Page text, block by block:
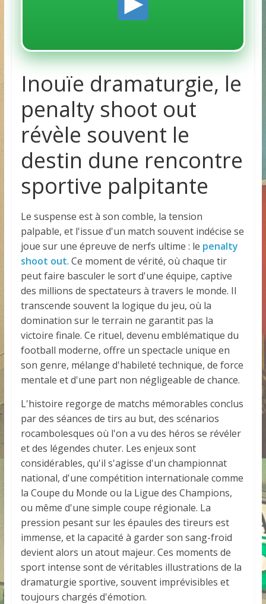
Inouïe dramaturgie, le
penalty shoot out
révèle souvent le
destin dune rencontre
sportive palpitante
Le suspense est à son comble, la tension
palpable, et l'issue d'un match souvent indécise se
joue sur une épreuve de nerfs ultime : le penalty
shoot out. Ce moment de vérité, où chaque tir
peut faire basculer le sort d'une équipe, captive
des millions de spectateurs à travers le monde. Il
transcende souvent la logique du jeu, où la
domination sur le terrain ne garantit pas la
victoire finale. Ce rituel, devenu emblématique du
football moderne, offre un spectacle unique en
son genre, mélange d'habileté technique, de force
mentale et d'une part non négligeable de chance.
L'histoire regorge de matchs mémorables conclus
par des séances de tirs au but, des scénarios
rocambolesques où l'on a vu des héros se révéler
et des légendes chuter. Les enjeux sont
considérables, qu'il s'agisse d'un championnat
national, d'une compétition internationale comme
la Coupe du Monde ou la Ligue des Champions,
ou même d'une simple coupe régionale. La
pression pesant sur les épaules des tireurs est
immense, et la capacité à garder son sang-froid
devient alors un atout majeur. Ces moments de
sport intense sont de véritables illustrations de la
dramaturgie sportive, souvent imprévisibles et
toujours chargés d'émotion.